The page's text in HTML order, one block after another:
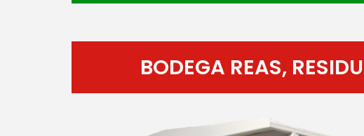
BODEGA REAS,